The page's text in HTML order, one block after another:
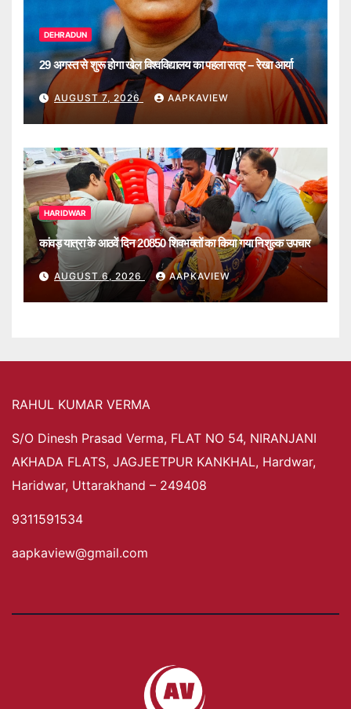
DEHRADUN
29 अगस्त से शुरू होगा खेल विश्वविद्यालय का पहला सत्र – रेखा आर्या
AUGUST 7, 2026 AAPKAVIEW
HARIDWAR
कांवड़ यात्रा के आठवें दिन 20850 शिवभक्तों का किया गया निशुल्क उपचार
AUGUST 6, 2026 AAPKAVIEW
RAHUL KUMAR VERMA
S/O Dinesh Prasad Verma, FLAT NO 54, NIRANJANI
AKHADA FLATS, JAGJEETPUR KANKHAL, Hardwar,
Haridwar, Uttarakhand – 249408
9311591534
aapkaview@gmail.com